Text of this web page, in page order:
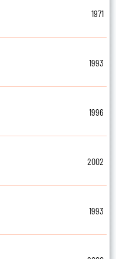
1971
1993
1996
2002
1993